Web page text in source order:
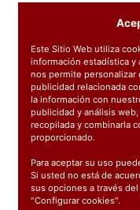
35846:
Este Sitio Web utiliza
información estadística y
nos permite
publicidad relacionada
la información con
publicidad y análisis
recopilada y combinarla
proporcionado.
Para aceptar su uso
Si usted no está de
sus opciones a través
"Configurar cookies".